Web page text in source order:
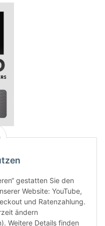
gestatten Sie den
Website: YouTube,
und Ratenzahlung.
ändern
Weitere Details finden